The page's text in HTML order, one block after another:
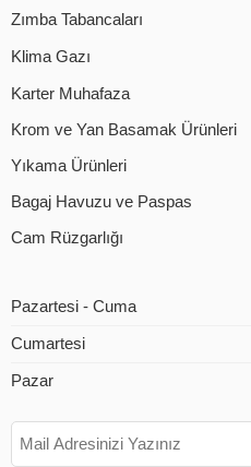
Zımba Tabancaları
Klima Gazı
Karter Muhafaza
Krom ve Yan Basamak Ürünleri
Yıkama Ürünleri
Bagaj Havuzu ve Paspas
Cam Rüzgarlığı
Pazartesi - Cuma
Cumartesi
Pazar